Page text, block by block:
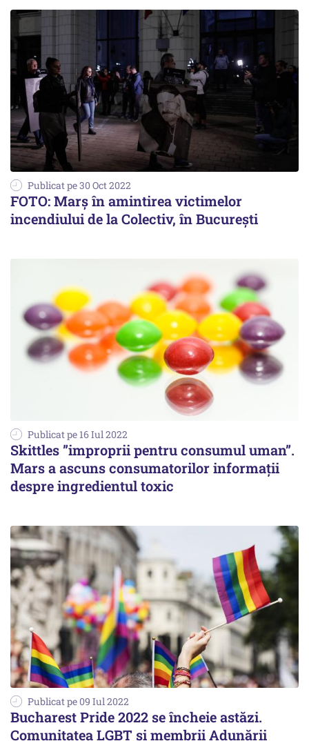
Publicat pe 30 Oct 2022
FOTO: Marș în amintirea victimelor
incendiului de la Colectiv, în București
Publicat pe 16 Iul 2022
Skittles ”improprii pentru consumul uman”.
Mars a ascuns consumatorilor informații
despre ingredientul toxic
Publicat pe 09 Iul 2022
Bucharest Pride 2022 se încheie astăzi.
Comunitatea LGBT şi membrii Adunării